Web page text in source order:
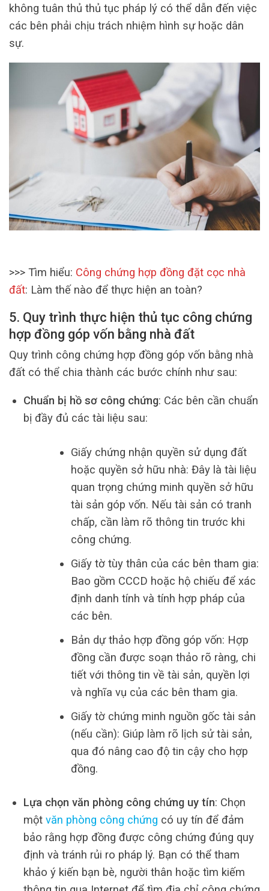
không tuân thủ thủ tục pháp lý có thể dẫn đến việc
các bên phải chịu trách nhiệm hình sự hoặc dân
sự.
>>> Tìm hiểu: Công chứng hợp đồng đặt cọc nhà
đất: Làm thế nào để thực hiện an toàn?
5. Quy trình thực hiện thủ tục công chứng
hợp đồng góp vốn bằng nhà đất
Quy trình công chứng hợp đồng góp vốn bằng nhà
đất có thể chia thành các bước chính như sau:
Chuẩn bị hồ sơ công chứng: Các bên cần chuẩn
bị đầy đủ các tài liệu sau:
Giấy chứng nhận quyền sử dụng đất
hoặc quyền sở hữu nhà: Đây là tài liệu
quan trọng chứng minh quyền sở hữu
tài sản góp vốn. Nếu tài sản có tranh
chấp, cần làm rõ thông tin trước khi
công chứng.
Giấy tờ tùy thân của các bên tham gia:
Bao gồm CCCD hoặc hộ chiếu để xác
định danh tính và tính hợp pháp của
các bên.
Bản dự thảo hợp đồng góp vốn: Hợp
đồng cần được soạn thảo rõ ràng, chi
tiết với thông tin về tài sản, quyền lợi
và nghĩa vụ của các bên tham gia.
Giấy tờ chứng minh nguồn gốc tài sản
(nếu cần): Giúp làm rõ lịch sử tài sản,
qua đó nâng cao độ tin cậy cho hợp
đồng.
Lựa chọn văn phòng công chứng uy tín: Chọn
một văn phòng công chứng có uy tín để đảm
bảo rằng hợp đồng được công chứng đúng quy
định và tránh rủi ro pháp lý. Bạn có thể tham
khảo ý kiến bạn bè, người thân hoặc tìm kiếm